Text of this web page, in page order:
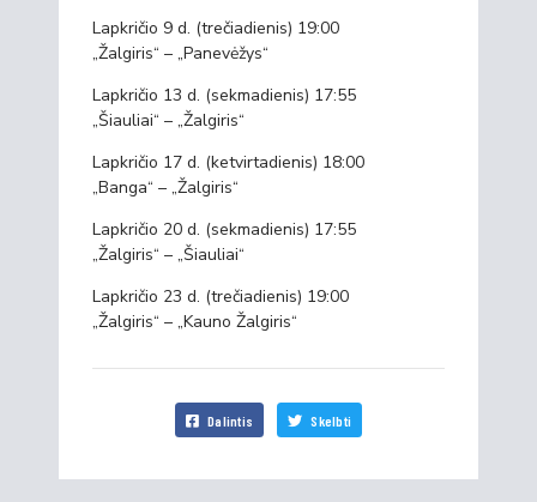
Lapkričio 9 d. (trečiadienis) 19:00
„Žalgiris“ – „Panevėžys“
Lapkričio 13 d. (sekmadienis) 17:55
„Šiauliai“ – „Žalgiris“
Lapkričio 17 d. (ketvirtadienis) 18:00
„Banga“ – „Žalgiris“
Lapkričio 20 d. (sekmadienis) 17:55
„Žalgiris“ – „Šiauliai“
Lapkričio 23 d. (trečiadienis) 19:00
„Žalgiris“ – „Kauno Žalgiris“
Dalintis Skelbti